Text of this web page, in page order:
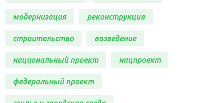
модернизация реконструкция
строительство возведение
национальный проект нацпроект
федеральный проект